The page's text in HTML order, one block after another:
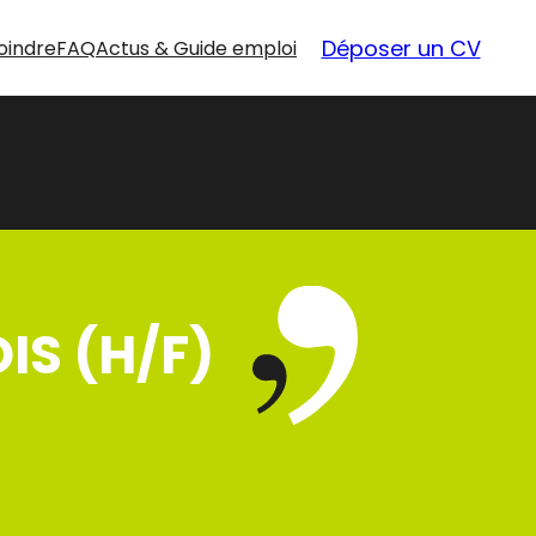
FAQActus & Guide emploi Déposer un CV
nouvelles
opportunités(H/F)